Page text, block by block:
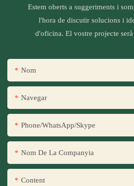
Estem oberts a suggeriments i
l'hora de discutir solucions i
d'oficina. El vostre projecte
Nom
Navegar
Phone/WhatsApp/Skype
Nom De La Companyia
Content